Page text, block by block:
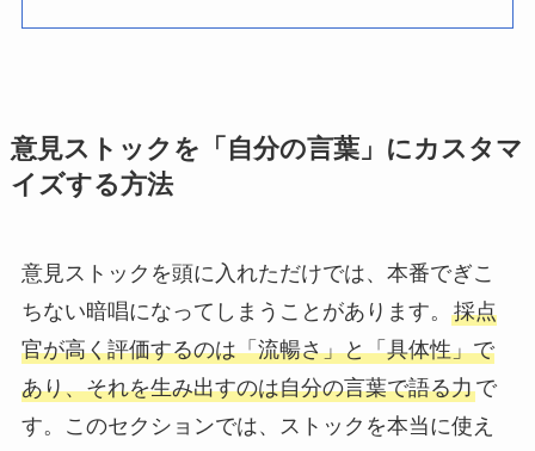
意見ストックを「自分の言葉」にカスタマ
イズする方法
意見ストックを頭に入れただけでは、本番でぎこ
ちない暗唱になってしまうことがあります。 採点
官が高く評価するのは「流暢さ」と「具体性」で
あり、それを生み出すのは自分の言葉で語る力で
す。このセクションでは、ストックを本当に使え